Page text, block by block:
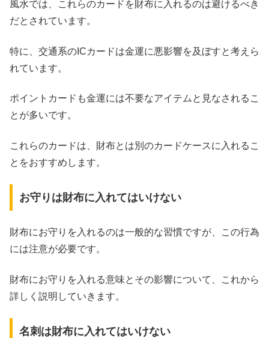
風水では、これらのカードを財布に入れるのは避けるべき
だとされています。
特に、交通系のICカードは金運に悪影響を及ぼすと考えら
れています。
ポイントカードも金運には不要なアイテムと見なされるこ
とが多いです。
これらのカードは、財布とは別のカードケースに入れるこ
とをおすすめします。
お守りは財布に入れてはいけない
財布にお守りを入れるのは一般的な習慣ですが、この行為
には注意が必要です。
財布にお守りを入れる意味とその影響について、これから
詳しく説明していきます。
​​名刺は財布に入れてはいけない